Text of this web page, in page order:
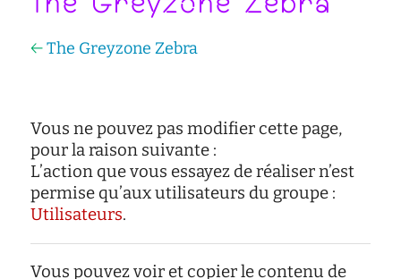
collectives
équipes
international
actualités
des
la
réussite
enseignement
inclusif
cellule
des
numériques
réseaux
sites
satellites
Retour
←The Greyzone Zebra
Vous ne pouvez pas modifier cette page,
pour la raison suivante :
L’action que vous essayez de réaliser n’est
permise qu’aux utilisateurs du groupe :
Utilisateurs.
Vous pouvez voir et copier le contenu de